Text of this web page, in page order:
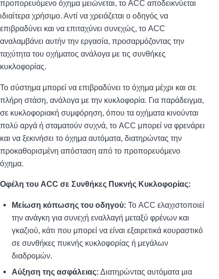
προπορευόμενο όχημα μειώνεται, το ACC αποδεικνύεται
ιδιαίτερα χρήσιμο. Αντί να χρειάζεται ο οδηγός να
επιβραδύνει και να επιταχύνει συνεχώς, το ACC
αναλαμβάνει αυτήν την εργασία, προσαρμόζοντας την
ταχύτητα του οχήματος ανάλογα με τις συνθήκες
κυκλοφορίας.
Το σύστημα μπορεί να επιβραδύνει το όχημα μέχρι και σε
πλήρη στάση, ανάλογα με την κυκλοφορία. Για παράδειγμα,
σε κυκλοφοριακή συμφόρηση, όπου τα οχήματα κινούνται
πολύ αργά ή σταματούν συχνά, το ACC μπορεί να φρενάρει
και να ξεκινήσει το όχημα αυτόματα, διατηρώντας την
προκαθορισμένη απόσταση από το προπορευόμενο
όχημα.
Οφέλη του ACC σε Συνθήκες Πυκνής Κυκλοφορίας:
Μείωση κόπωσης του οδηγού: Το ACC ελαχιστοποιεί
την ανάγκη για συνεχή εναλλαγή μεταξύ φρένων και
γκαζιού, κάτι που μπορεί να είναι εξαιρετικά κουραστικό
σε συνθήκες πυκνής κυκλοφορίας ή μεγάλων
διαδρομών.
Αύξηση της ασφάλειας: Διατηρώντας αυτόματα μια